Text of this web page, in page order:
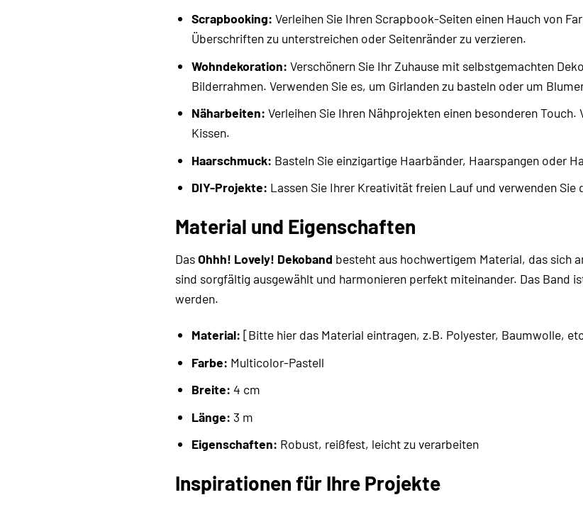
Scrapbooking: Verleihen Sie Ihren Scrapbook-Seiten einen Hauch von
Überschriften zu unterstreichen oder Seitenränder zu verzieren.
Wohndekoration: Verschönern Sie Ihr Zuhause mit selbstgemachten
Bilderrahmen. Verwenden Sie es, um Girlanden zu basteln oder um
Näharbeiten: Verleihen Sie Ihren Nähprojekten einen besonderen
Kissen.
Haarschmuck: Basteln Sie einzigartige Haarbänder, Haarspangen oder
DIY-Projekte: Lassen Sie Ihrer Kreativität freien Lauf und verwenden
Material und Eigenschaften
DasOhhh! Lovely! Dekoband besteht aus hochwertigem Material, das sich
sind sorgfältig ausgewählt und harmonieren perfekt miteinander. Das Band
werden.
Material: [Bitte hier das Material eintragen, z.B. Polyester, Baumwolle,
Farbe: Multicolor-Pastell
Breite: 4 cm
Länge: 3 m
Eigenschaften: Robust, reißfest, leicht zu verarbeiten
Inspirationen für Ihre Projekte